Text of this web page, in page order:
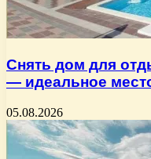
Снять дом для
— идеальное
05.08.2026